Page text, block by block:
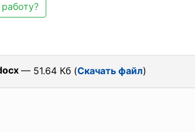
— 51.64 Кб (Скачать файл)